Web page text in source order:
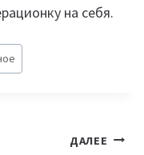
на себя.
ДАЛЕЕ